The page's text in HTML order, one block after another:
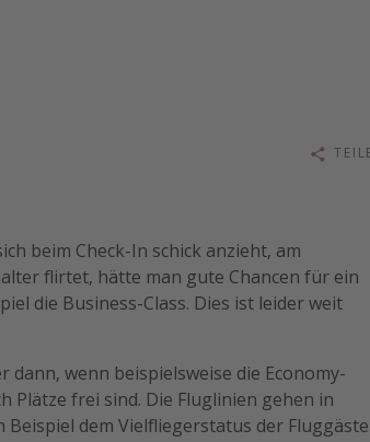
beim Check-In schick anzieht, am
flirtet, hätte man gute Chancen für ein
die Business-Class. Dies ist leider weit
wenn beispielsweise die Economy-
Plätze frei sind. Die Fluglinien gehen in
dem Vielfliegerstatus der Fluggäste.